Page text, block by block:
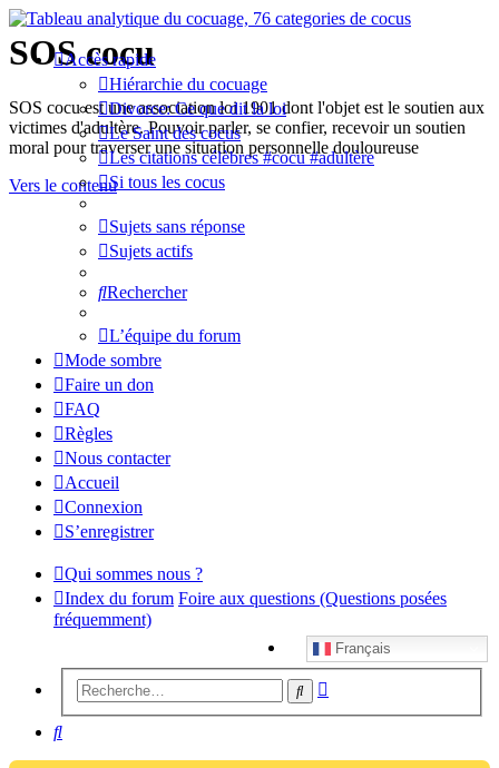
SOS cocu
SOS cocu est une association loi 1901 dont l'objet est le soutien aux
victimes d'adultère. Pouvoir parler, se confier, recevoir un soutien
moral pour traverser une situation personnelle douloureuse
Vers le contenu
Accès rapide
Hiérarchie du cocuage
Divorce: Ce que dit la loi
Le Saint des cocus
Les citations célèbres #cocu #adultère
Si tous les cocus
Sujets sans réponse
Sujets actifs
Rechercher
L’équipe du forum
Mode sombre
Faire un don
FAQ
Règles
Nous contacter
Accueil
Connexion
S’enregistrer
Qui sommes nous ?
Index du forum Foire aux questions (Questions posées
fréquemment)
Français
Rechercher
Rechercher